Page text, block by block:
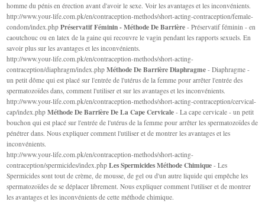
homme du pénis en érection avant d'avoir le sexe. Voir les avantages et les inconvénients.
http://www.your-life.com.pk/en/contraception-methods/short-acting-contraception/female-
condom/index.phpPréservatif Féminin - Méthode De Barrière - Préservatif féminin - en
caoutchouc ou en latex de la gaine qui recouvre le vagin pendant les rapports sexuels. En
savoir plus sur les avantages et les inconvénients.
http://www.your-life.com.pk/en/contraception-methods/short-acting-
contraception/diaphragm/index.phpMéthode De Barrière Diaphragme - Diaphragme -
un petit dôme qui est placé sur l'entrée de l'utérus de la femme pour arrêter l'entrée des
spermatozoïdes dans, comment l'utiliser et sur les avantages et les inconvénients.
http://www.your-life.com.pk/en/contraception-methods/short-acting-contraception/cervical-
cap/index.phpMéthode De Barrière De La Cape Cervicale - La cape cervicale - un petit
bouchon qui est placé sur l'entrée de l'utérus de la femme pour arrêter les spermatozoïdes de
pénétrer dans. Nous expliquer comment l'utiliser et de montrer les avantages et les
inconvénients.
http://www.your-life.com.pk/en/contraception-methods/short-acting-
contraception/spermicides/index.phpLes Spermicides Méthode Chimique - Les
Spermicides sont tout de crème, de mousse, de gel ou d'un autre liquide qui empêche les
spermatozoïdes de se déplacer librement. Nous expliquer comment l'utiliser et de montrer
les avantages et les inconvénients de cette méthode chimique.